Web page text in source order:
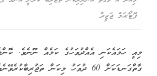
ފޮޓޯ/އަލް ޖަޒީރާ
މިއީ ހަމައެކަނި އެއްދުވަހުގެ ކަމެއް ނޫނެވެ.
ގާތްގަނޑަކަށް 60 ދުވަހު މިކަން ތަޖުރިބާކުރެވޭނެއެވެ.